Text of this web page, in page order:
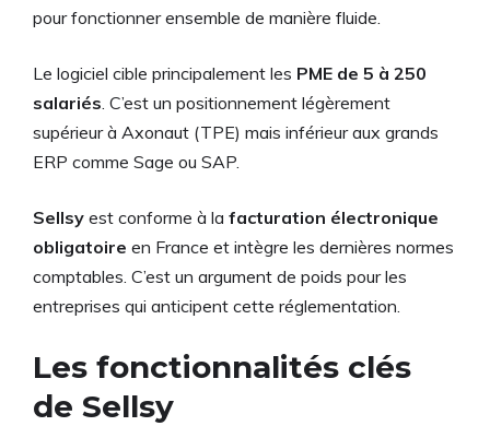
pour fonctionner ensemble de manière fluide.
Le logiciel cible principalement les PME de 5 à 250
salariés . C’est un positionnement légèrement
supérieur à Axonaut (TPE) mais inférieur aux grands
ERP comme Sage ou SAP.
Sellsy est conforme à la facturation électronique
obligatoire en France et intègre les dernières normes
comptables. C’est un argument de poids pour les
entreprises qui anticipent cette réglementation.
Les fonctionnalités clés
de Sellsy